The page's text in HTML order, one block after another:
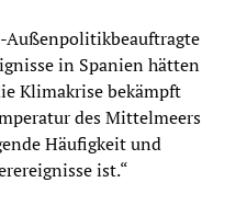
Außenpolitikbeauftragte
in Spanien hätten
Klimakrise bekämpft
des Mittelmeers
Häufigkeit und
ist.“